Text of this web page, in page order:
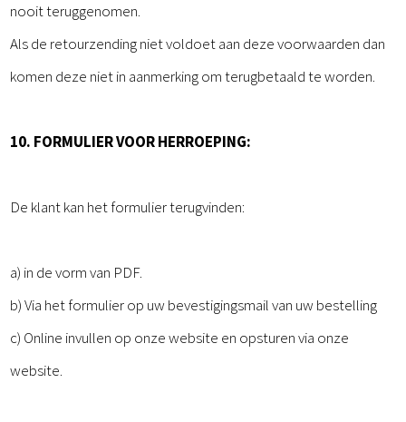
nooit teruggenomen.
Als de retourzending niet voldoet aan deze voorwaarden dan
komen deze niet in aanmerking om terugbetaald te worden.
10. FORMULIER VOOR HERROEPING:
De klant kan het formulier terugvinden:
a) in de vorm van PDF.
b) Via het formulier op uw bevestigingsmail van uw bestelling
c) Online invullen op onze website en opsturen via onze
website.